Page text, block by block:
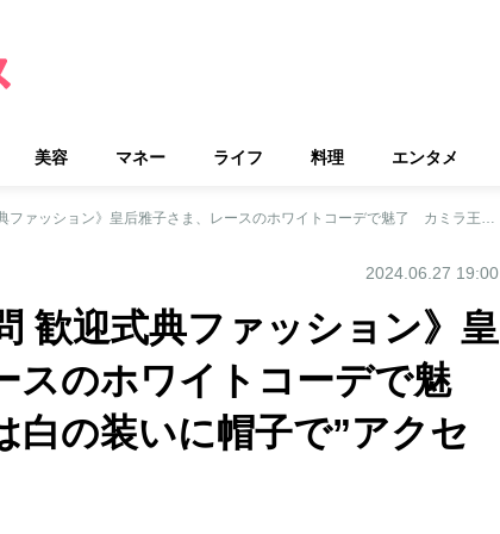
美容 マネー ライフ 料理 エンタメ
《イギリスご訪問 歓迎式典ファッション》皇后雅子さま、レースのホワイトコーデで魅了 カミラ王妃は白の装いに帽子で”アクセント”
2024.06.27 19:00
歓迎式典ファッション》皇
スのホワイトコーデで魅
の装いに帽子で”アクセ